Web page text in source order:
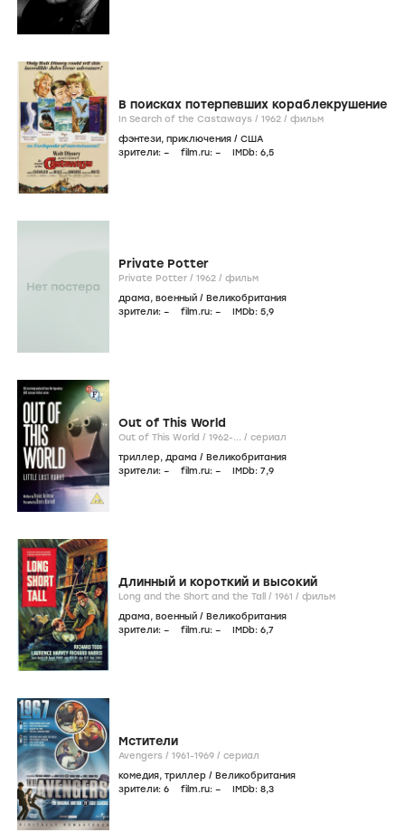
В поисках потерпевших кораблекрушение
In Search of the Castaways / 1962 / фильм
фэнтези, приключения / США
зрители: – film.ru: – IMDb: 6,5
Private Potter
Private Potter / 1962 / фильм
драма, военный / Великобритания
зрители: – film.ru: – IMDb: 5,9
Out of This World
Out of This World / 1962-... / сериал
триллер, драма / Великобритания
зрители: – film.ru: – IMDb: 7,9
Длинный и короткий и высокий
Long and the Short and the Tall / 1961 / фильм
драма, военный / Великобритания
зрители: – film.ru: – IMDb: 6,7
Мстители
Avengers / 1961-1969 / сериал
комедия, триллер / Великобритания
зрители: 6 film.ru: – IMDb: 8,3